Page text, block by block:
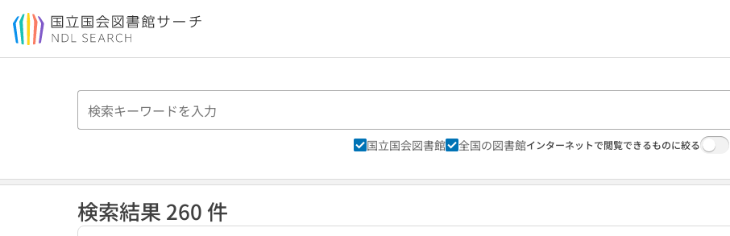
本文へ移動
国立国会図書館 全国の図書館インターネットで閲覧できるものに絞る
検索結果 260 件